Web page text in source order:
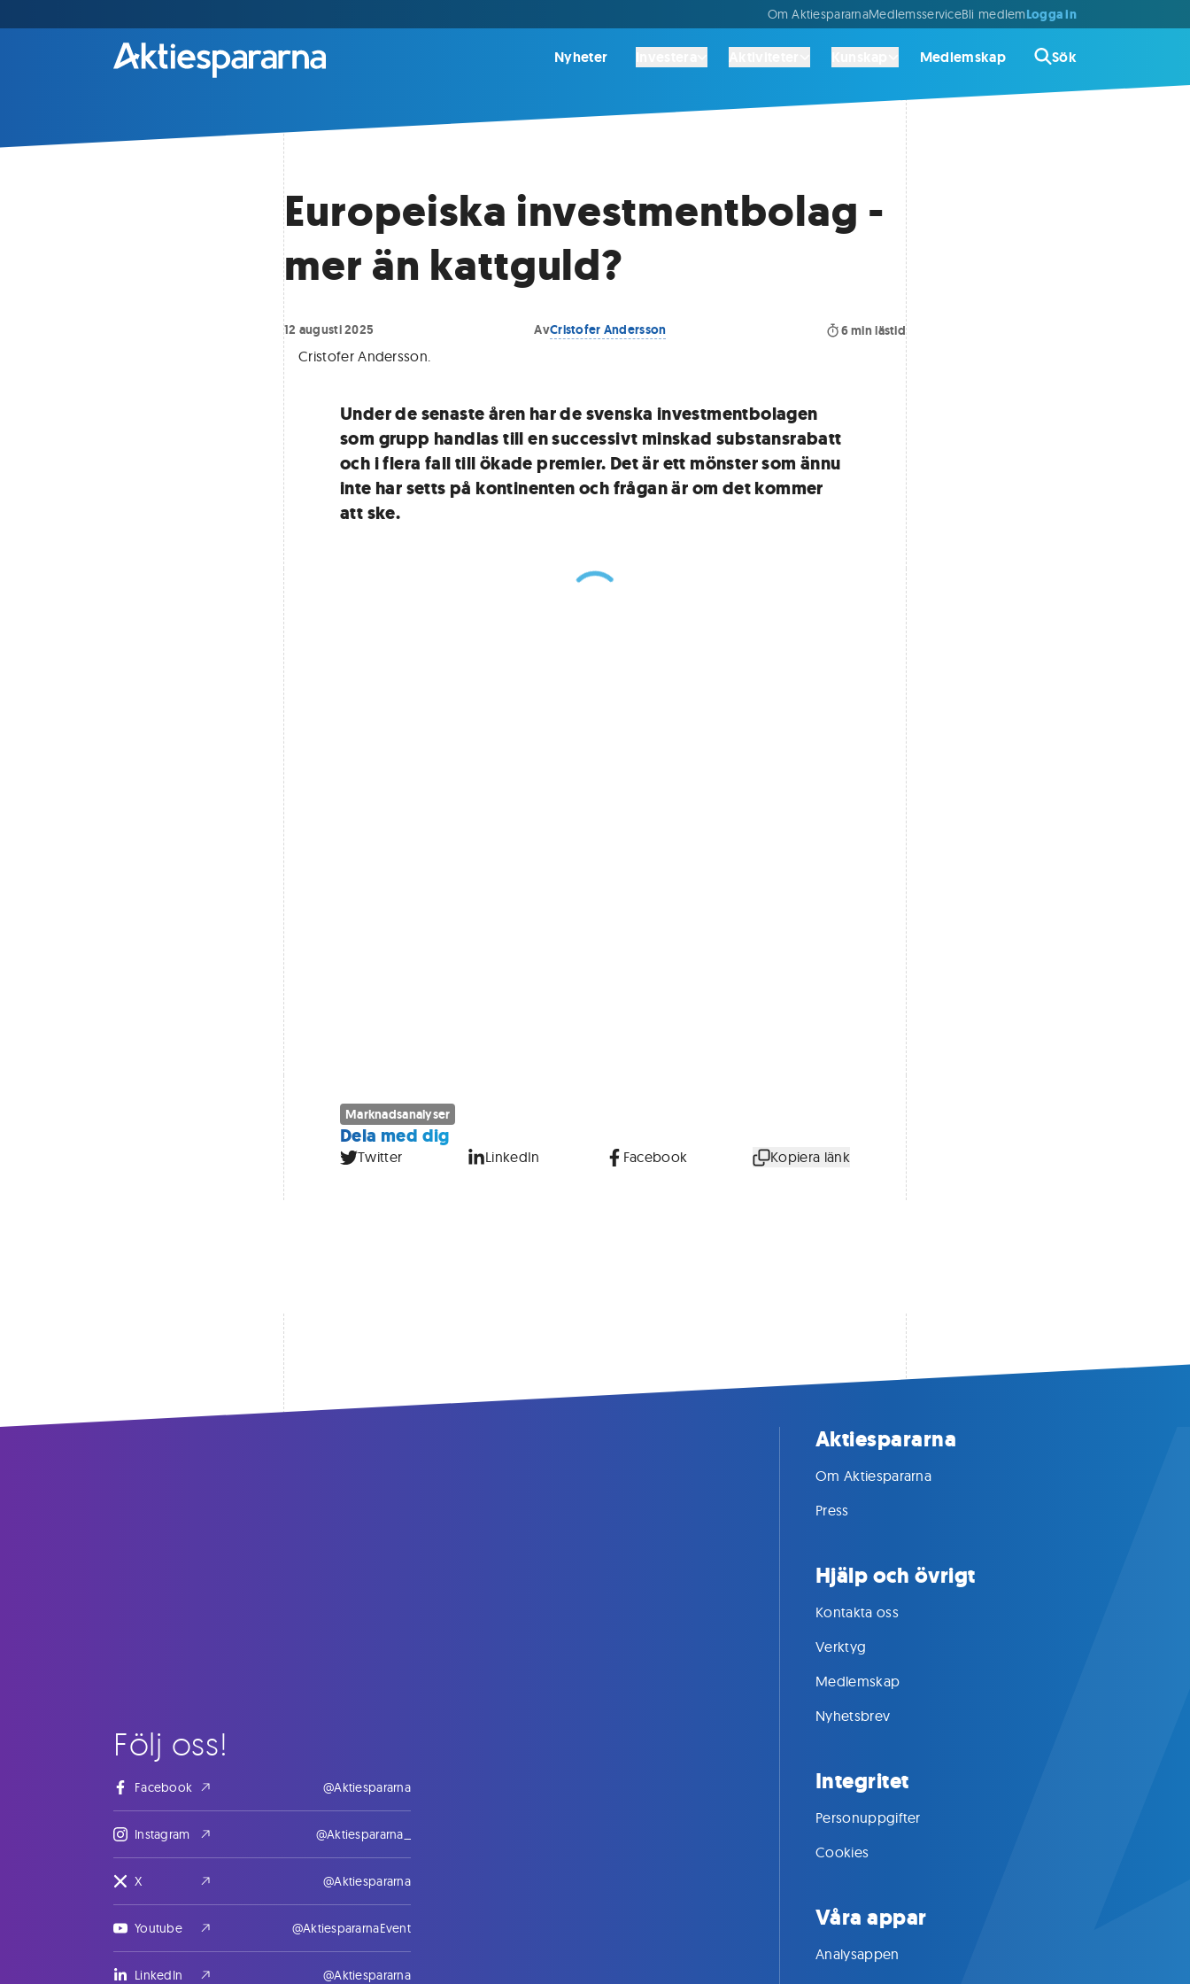
Om AktiespararnaMedlemsserviceBli medlemLogga in
Nyheter Medlemskap Sök
Europeiska investmentbolag -
mer än kattguld?
12 augusti 2025 AvCristofer Andersson 6min lästid
Cristofer Andersson.
Under de senaste åren har de svenska investmentbolagen
som grupp handlas till en successivt minskad substansrabatt
och i flera fall till ökade premier. Det är ett mönster som ännu
inte har setts på kontinenten och frågan är om det kommer
att ske.
Marknadsanalyser
Dela med dig
Twitter LinkedIn Facebook Kopiera länk
Följ oss!
Facebook @Aktiespararna
Instagram @Aktiespararna_
X @Aktiespararna
Youtube @AktiespararnaEvent
LinkedIn @Aktiespararna
Aktiespararna
Om Aktiespararna
Press
Hjälp och övrigt
Kontakta oss
Verktyg
Medlemskap
Nyhetsbrev
Integritet
Personuppgifter
Cookies
Våra appar
Analysappen